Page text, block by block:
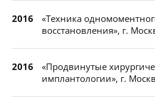
2016
«Техника
восстановления», г.
2016
«Продвинутые
имплантологии», г.